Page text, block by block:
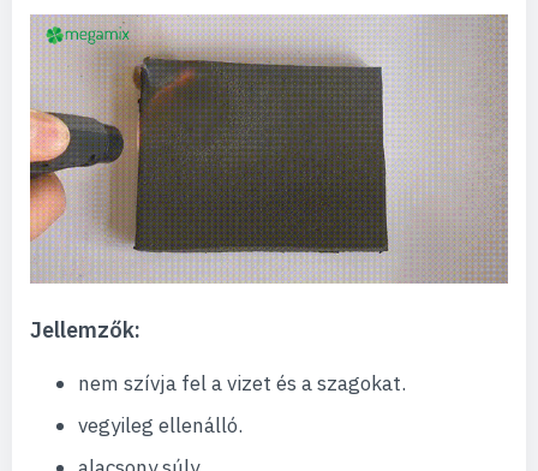
Jellemzők:
nem szívja fel a vizet és a szagokat.
vegyileg ellenálló.